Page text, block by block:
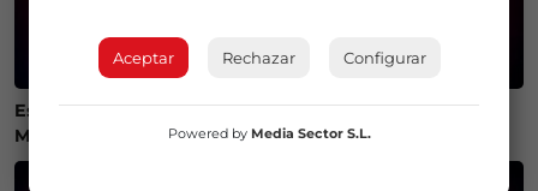
Estos son los mejores lugares de Bizkaia y Las
Merindades para ver el eclipse del 12 de agosto
Aceptar Rechazar Configurar
Powered by Media Sector S.L.